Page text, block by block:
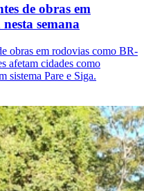
de obras em
semana
obras em rodovias como BR-
afetam cidades como
sistema Pare e Siga.